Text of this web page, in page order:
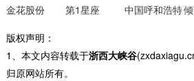
金花股份
第1星座 中国呼和浩特
版权声明：
1、本文内容转载于浙西大峡谷
归原网站所有。